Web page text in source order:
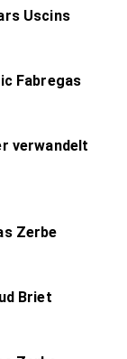
Uscins
Fabregas
verwandelt
Zerbe
Briet